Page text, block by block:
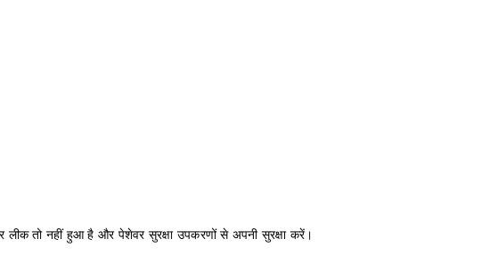
तो नहीं हुआ है और पेशेवर सुरक्षा उपकरणों से अपनी सुरक्षा करें।